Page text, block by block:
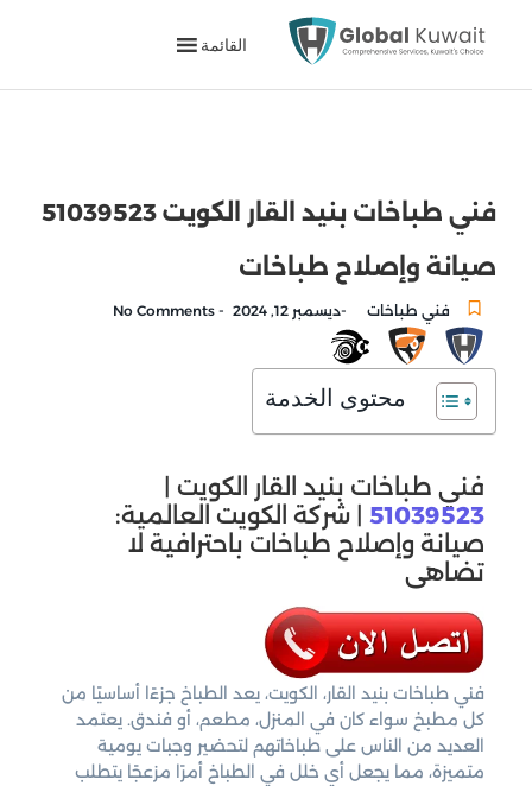
القائمة
فني طباخات بنيد القار الكويت 51039523
صيانة وإصلاح طباخات
فني طباخات -ديسمبر 12, 2024 -
محتوى الخدمة
فني طباخات بنيد القار الكويت |
51039523
| شركة الكويت العالمية:
صيانة وإصلاح طباخات باحترافية لا
تضاهى
فني طباخات بنيد القار، الكويت، يعد الطباخ جزءًا أساسيًا من
كل مطبخ سواء كان في المنزل، مطعم، أو فندق. يعتمد
العديد من الناس على طباخاتهم لتحضير وجبات يومية
متميزة، مما يجعل أي خلل في الطباخ أمرًا مزعجًا يتطلب